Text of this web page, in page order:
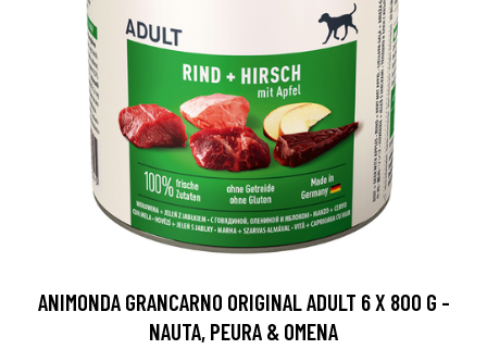
ANIMONDA GRANCARNO ORIGINAL ADULT 6 X 800 G -
NAUTA, PEURA & OMENA